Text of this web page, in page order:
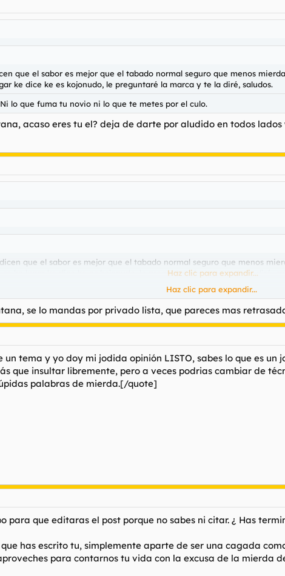
que el sabor es mejor que el tabado normal seguro que menos
ke dice ke es kojonudo, le preguntaré la marca y te la diré, saludos.
lo que fuma tu novio ni lo que te metes por el culo.
acaso eres tu el? deja de darte por aludido en todos lados
que el sabor es mejor que el tabado normal seguro que menos
ke lugar ke dice ke es kojonudo, le preguntaré la marca y te la diré,
Haz clic para expandir...
Ni lo que fuma tu novio ni lo que te metes por el culo.
Haz clic para expandir...
acaso eres tu el? deja de darte por aludido en todos lados ya
Haz clic para expandir...
se lo mandas por privado lista, que pareces mas
un tema y yo doy mi jodida opinión LISTO, sabes lo que es
que insultar libremente, pero a veces podrias cambiar de
palabras de mierda.[/quote]
para que editaras el post porque no sabes ni citar. ¿ Has
has escrito tu, simplemente aparte de ser una cagada
para contarnos tu vida con la excusa de la mierda